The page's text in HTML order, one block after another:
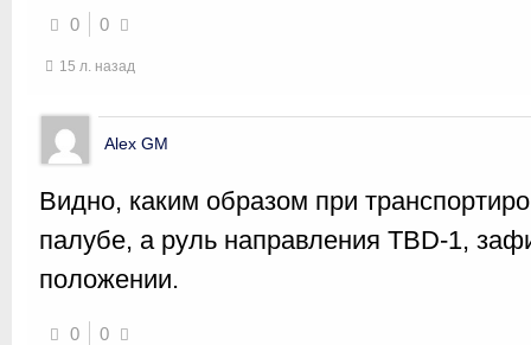
0 0
15 л. назад
Alex GM
Видно, каким образом при
палубе, а руль направления TBD-1,
положении.
0 0